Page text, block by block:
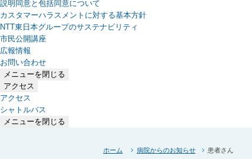
説明同意と包括同意について
カスタマーハラスメントに対する基本方針
NTT東日本グループのサステナビリティ
（新しいタブで開きます）
市民公開講座
広報情報
お問い合わせ
メニューを閉じる
アクセス
アクセス
シャトルバス
メニューを閉じる
ホーム 病院からのお知らせ 患者さん